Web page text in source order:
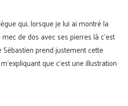
qui, lorsque je lui ai montré la
de dos avec ses pierres là c’est
Sébastien prend justement cette
que c’est une illustration